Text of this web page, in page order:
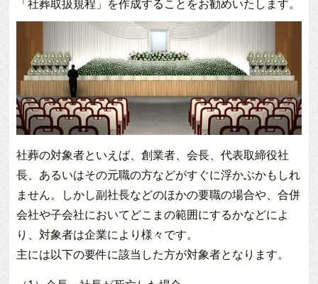
「社葬取扱規程」を作成することをお勧めいたします。
社葬の対象者といえば、創業者、会長、代表取締役社
長、あるいはその元職の方などがすぐに浮かぶかもしれ
ません。しかし副社長などのほかの要職の場合や、合併
会社や子会社においてどこまの範囲にするかなどによ
り、対象者は企業により様々です。
主には以下の要件に該当した方が対象者となります。